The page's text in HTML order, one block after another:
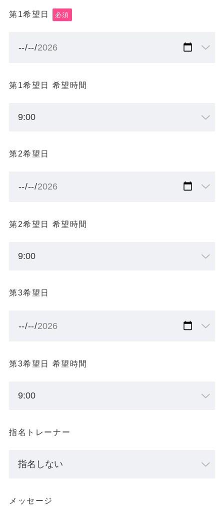
第1希望日 必須
第1希望日 希望時間
第2希望日
第2希望日 希望時間
第3希望日
第3希望日 希望時間
指名トレーナー
メッセージ